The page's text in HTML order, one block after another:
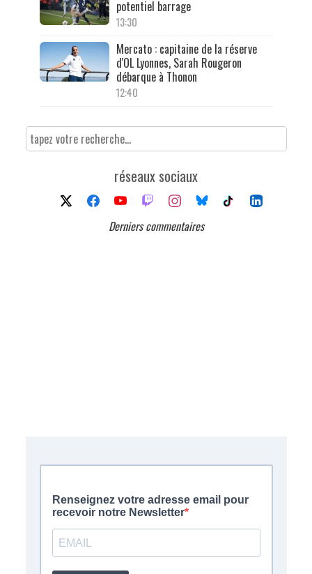
potentiel barrage
13:30
Mercato : capitaine de la réserve
d'OL Lyonnes, Sarah Rougeron
débarque à Thonon
12:40
réseaux sociaux
Derniers commentaires